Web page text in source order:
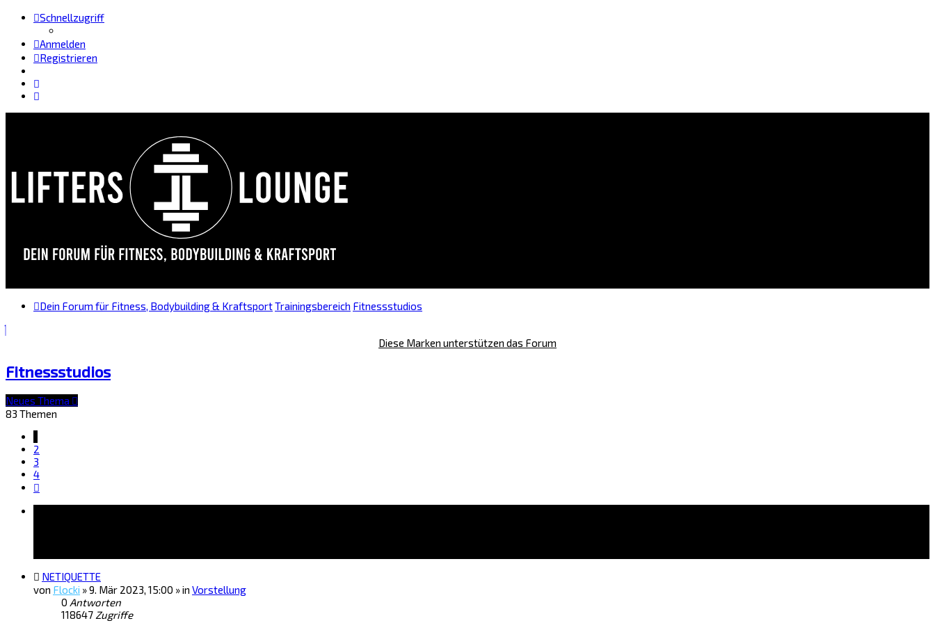
Schnellzugriff
Anmelden
Registrieren
Dein Forum für Fitness, Bodybuilding & KraftsportTrainingsbereich Fitnessstudios
Diese Marken unterstützen das Forum
Fitnessstudios
Neues Thema
83 Themen
2
3
4
NETIQUETTE
von Flocki »9. Mär 2023, 15:00 » in Vorstellung
0 Antworten
118647 Zugriffe